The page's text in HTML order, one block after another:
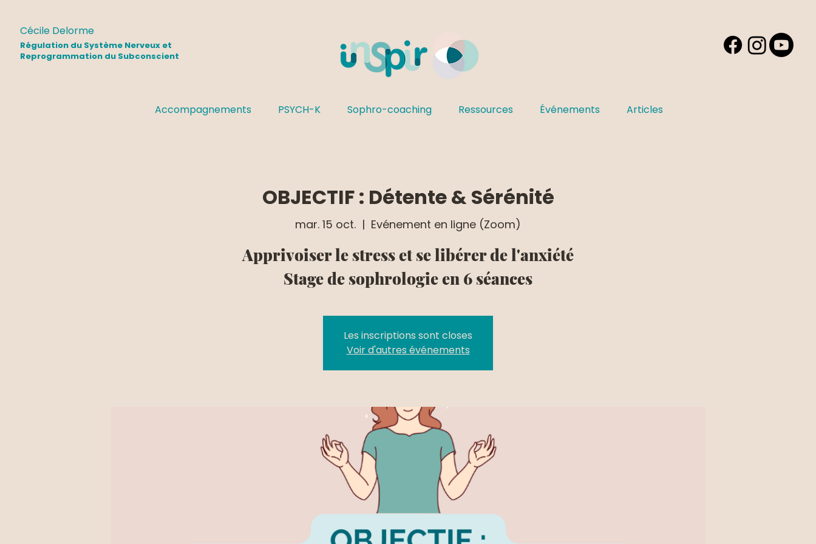
Cécile Delorme
Régulation du Système Nerveux et
Reprogrammation du Subconscient
Accompagnements PSYCH-K Sophro-coaching Ressources Événements Articles
OBJECTIF : Détente & Sérénité
mar. 15 oct.
  |
Evénement en ligne (Zoom)
Apprivoiser le stress et se libérer de l'anxiété
Stage de sophrologie en 6 séances
Les inscriptions sont closes
Voir d'autres événements